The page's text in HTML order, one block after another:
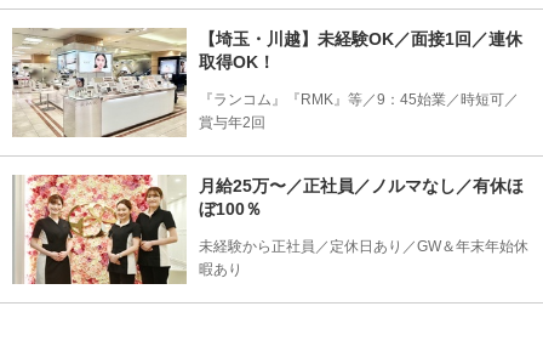
【埼玉・川越】未経験OK／面接1回／連休
取得OK！
『ランコム』『RMK』等／9：45始業／時短可／
賞与年2回
月給25万〜／正社員／ノルマなし／有休ほ
ぼ100％
未経験から正社員／定休日あり／GW＆年末年始休
暇あり